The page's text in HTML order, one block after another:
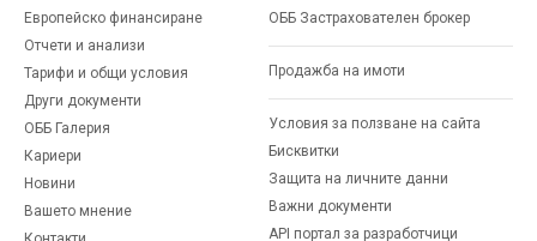
Европейско финансиране
Отчети и анализи
Тарифи и общи условия
Други документи
ОББ Галерия
Кариери
Новини
Вашето мнение
ОББ Застрахователен брокер
Продажба на имоти
Условия за ползване на сайта
Бисквитки
Защита на личните данни
Важни документи
API портал за разработчици